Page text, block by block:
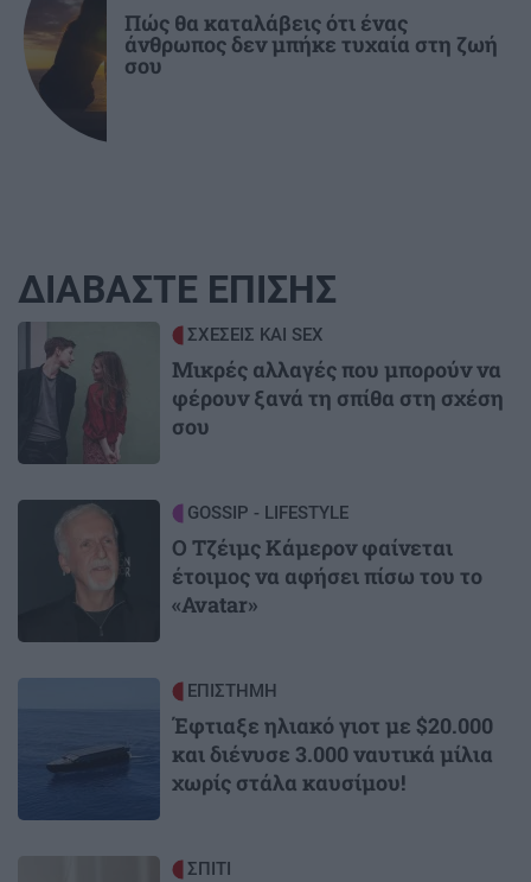
Πώς θα καταλάβεις ότι ένας
άνθρωπος δεν μπήκε τυχαία στη ζωή
σου
ΔΙΑΒΑΣΤΕ ΕΠΙΣΗΣ
Image ΣΧΕΣΕΙΣ ΚΑΙ SEX
Μικρές αλλαγές που μπορούν να
φέρουν ξανά τη σπίθα στη σχέση
σου
Image GOSSIP - LIFESTYLE
Ο Τζέιμς Κάμερον φαίνεται
έτοιμος να αφήσει πίσω του το
«Avatar»
ΕΠΙΣΤΗΜΗ
Έφτιαξε ηλιακό γιοτ με $20.000
και διένυσε 3.000 ναυτικά μίλια
χωρίς στάλα καυσίμου!
ΣΠΙΤΙ